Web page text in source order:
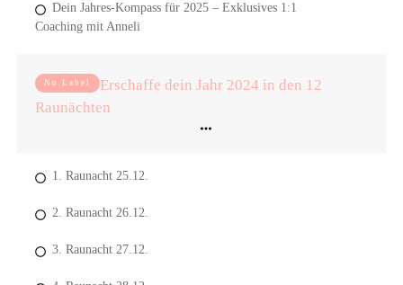
Dein Jahres-Kompass für 2025 – Exklusives 1:1
Coaching mit Anneli
No Label
Erschaffe dein Jahr 2024 in den 12
Raunächten
1. Raunacht 25.12.
2. Raunacht 26.12.
3. Raunacht 27.12.